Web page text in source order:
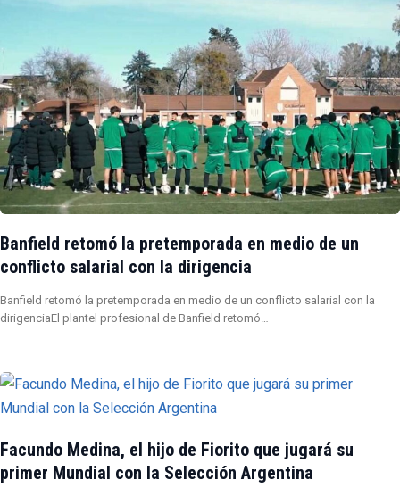
Banfield retomó la pretemporada en medio de un
conflicto salarial con la dirigencia
Banfield retomó la pretemporada en medio de un conflicto salarial con la
dirigenciaEl plantel profesional de Banfield retomó…
Facundo Medina, el hijo de Fiorito que jugará su
primer Mundial con la Selección Argentina